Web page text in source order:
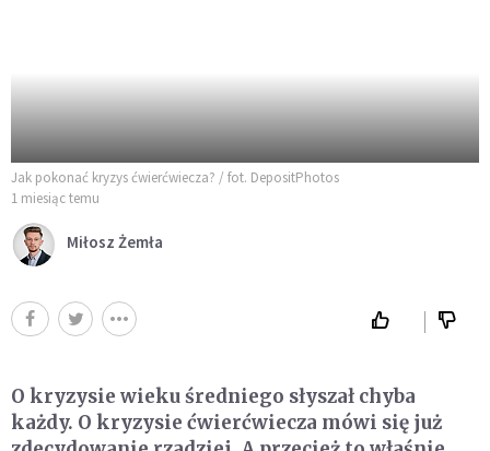
Jak pokonać kryzys ćwierćwiecza? / fot. DepositPhotos
1 miesiąc temu
Miłosz Żemła
O kryzysie wieku średniego słyszał chyba
każdy. O kryzysie ćwierćwiecza mówi się już